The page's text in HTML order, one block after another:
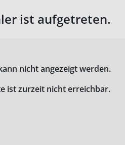
ist aufgetreten.
nicht angezeigt werden.
ist zurzeit nicht erreichbar.